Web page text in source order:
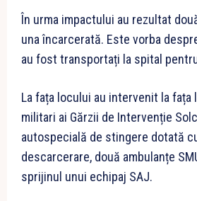
În urma impactului au rezultat
una încarcerată. Este vorba
au fost transportați la spital
La fața locului au intervenit la fața
militari ai Gărzii de Intervenție
autospecială de stingere dotată
descarcerare, două ambulanțe
sprijinul unui echipaj SAJ.